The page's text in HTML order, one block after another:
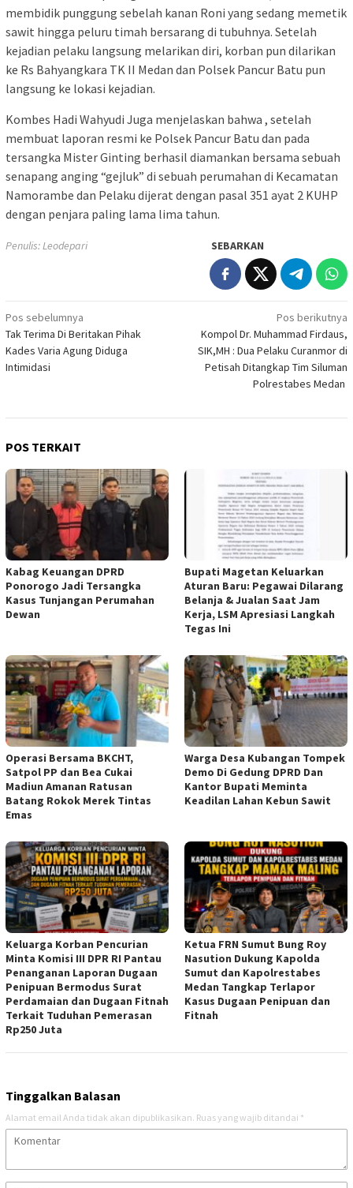
membidik punggung sebelah kanan Roni yang sedang memetik
sawit hingga peluru timah bersarang di tubuhnya. Setelah
kejadian pelaku langsung melarikan diri, korban pun dilarikan
ke Rs Bahyangkara TK II Medan dan Polsek Pancur Batu pun
langsung ke lokasi kejadian.
Kombes Hadi Wahyudi Juga menjelaskan bahwa , setelah
membuat laporan resmi ke Polsek Pancur Batu dan pada
tersangka Mister Ginting berhasil diamankan bersama sebuah
senapang anging “gejluk” di sebuah perumahan di Kecamatan
Namorambe dan Pelaku dijerat dengan pasal 351 ayat 2 KUHP
dengan penjara paling lama lima tahun.
Penulis: Leodepari SEBARKAN
Navigasi
pos
Pos sebelumnya
Tak Terima Di Beritakan Pihak
Kades Varia Agung Diduga
Intimidasi
Pos berikutnya
Kompol Dr. Muhammad Firdaus,
SIK,MH : Dua Pelaku Curanmor di
Petisah Ditangkap Tim Siluman
Polrestabes Medan
POS TERKAIT
Kabag Keuangan DPRD
Ponorogo Jadi Tersangka
Kasus Tunjangan Perumahan
Dewan
Bupati Magetan Keluarkan
Aturan Baru: Pegawai Dilarang
Belanja & Jualan Saat Jam
Kerja, LSM Apresiasi Langkah
Tegas Ini
Operasi Bersama BKCHT,
Satpol PP dan Bea Cukai
Madiun Amanan Ratusan
Batang Rokok Merek Tintas
Emas
Warga Desa Kubangan Tompek
Demo Di Gedung DPRD Dan
Kantor Bupati Meminta
Keadilan Lahan Kebun Sawit
Keluarga Korban Pencurian
Minta Komisi III DPR RI Pantau
Penanganan Laporan Dugaan
Penipuan Bermodus Surat
Perdamaian dan Dugaan Fitnah
Terkait Tuduhan Pemerasan
Rp250 Juta
Ketua FRN Sumut Bung Roy
Nasution Dukung Kapolda
Sumut dan Kapolrestabes
Medan Tangkap Terlapor
Kasus Dugaan Penipuan dan
Fitnah
Tinggalkan Balasan
Alamat email Anda tidak akan dipublikasikan. Ruas yang wajib ditandai *